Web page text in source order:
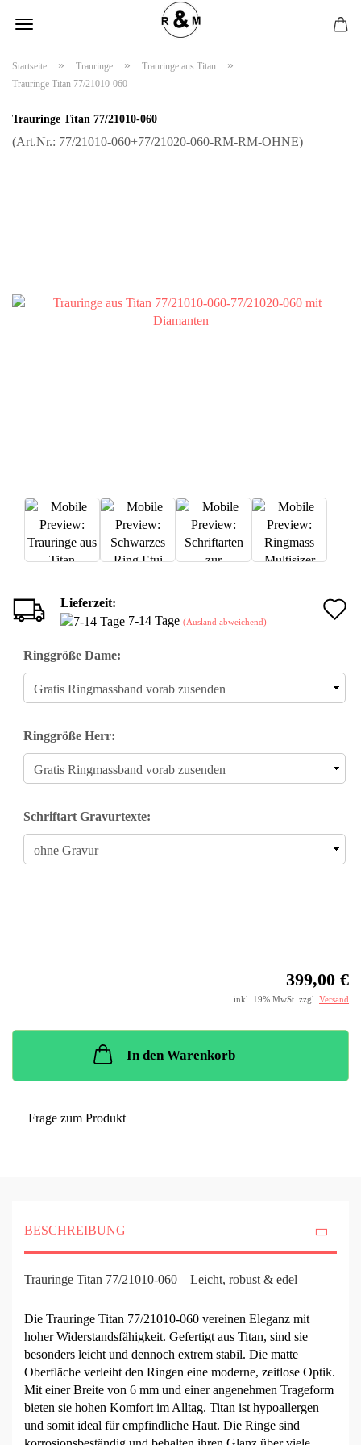
Startseite » Trauringe » Trauringe aus Titan »
Trauringe Titan 77/21010-060
Trauringe Titan 77/21010-060
(Art.Nr.: 77/21010-060+77/21020-060-RM-RM-OHNE)
Lieferzeit:
7-14 Tage (Ausland abweichend)
Ringgröße Dame:
Ringgröße Herr:
Schriftart Gravurtexte:
399,00 €
inkl. 19% MwSt. zzgl. Versand
In den Warenkorb
Frage zum Produkt
BESCHREIBUNG
Trauringe Titan 77/21010-060 – Leicht, robust & edel
Die Trauringe Titan 77/21010-060 vereinen Eleganz mit
hoher Widerstandsfähigkeit. Gefertigt aus Titan, sind sie
besonders leicht und dennoch extrem stabil. Die matte
Oberfläche verleiht den Ringen eine moderne, zeitlose Optik.
Mit einer Breite von 6 mm und einer angenehmen Trageform
bieten sie hohen Komfort im Alltag. Titan ist hypoallergen
und somit ideal für empfindliche Haut. Die Ringe sind